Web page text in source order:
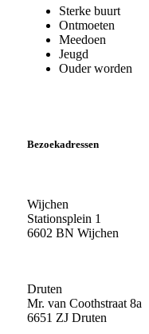
Sterke buurt
Ontmoeten
Meedoen
Jeugd
Ouder worden
Bezoekadressen
Wijchen
Stationsplein 1
6602 BN Wijchen
Druten
Mr. van Coothstraat 8a
6651 ZJ Druten